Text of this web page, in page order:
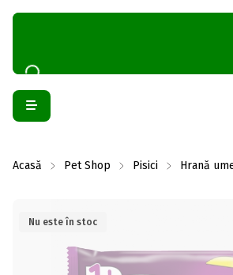
Acasă Pet Shop Pisici Hrană
Nu este în stoc